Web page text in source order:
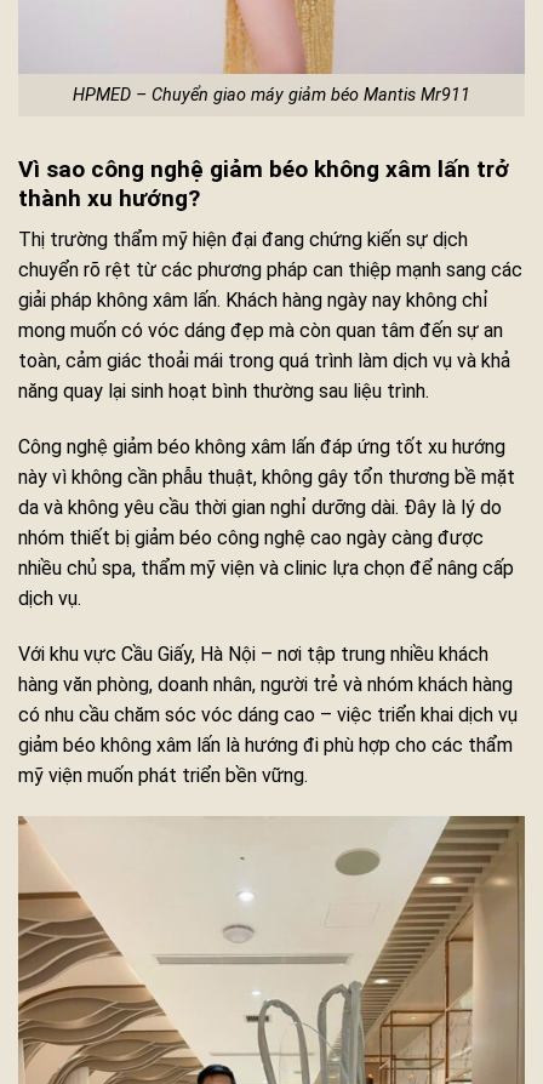
HPMED – Chuyển giao máy giảm béo Mantis Mr911
Vì sao công nghệ giảm béo không xâm lấn trở
thành xu hướng?
Thị trường thẩm mỹ hiện đại đang chứng kiến sự dịch
chuyển rõ rệt từ các phương pháp can thiệp mạnh sang các
giải pháp không xâm lấn. Khách hàng ngày nay không chỉ
mong muốn có vóc dáng đẹp mà còn quan tâm đến sự an
toàn, cảm giác thoải mái trong quá trình làm dịch vụ và khả
năng quay lại sinh hoạt bình thường sau liệu trình.
Công nghệ giảm béo không xâm lấn đáp ứng tốt xu hướng
này vì không cần phẫu thuật, không gây tổn thương bề mặt
da và không yêu cầu thời gian nghỉ dưỡng dài. Đây là lý do
nhóm thiết bị giảm béo công nghệ cao ngày càng được
nhiều chủ spa, thẩm mỹ viện và clinic lựa chọn để nâng cấp
dịch vụ.
Với khu vực Cầu Giấy, Hà Nội – nơi tập trung nhiều khách
hàng văn phòng, doanh nhân, người trẻ và nhóm khách hàng
có nhu cầu chăm sóc vóc dáng cao – việc triển khai dịch vụ
giảm béo không xâm lấn là hướng đi phù hợp cho các thẩm
mỹ viện muốn phát triển bền vững.